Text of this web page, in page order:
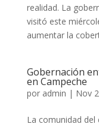
realidad. La
visitó este
aumentar la
Gobernación
en Campeche
por admin | Nov
La comunidad